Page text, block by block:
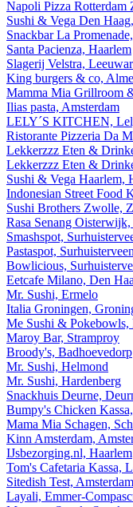
Napoli Pizza Rotterdam
Sushi & Vega Den
Snackbar La
Santa Pacienza, Haarlem
Slagerij Velstra,
King burgers & co,
Mamma Mia Grillroom
Ilias pasta, Amsterdam
LELY´S KITCHEN,
Ristorante Pizzeria Da
Lekkerzzz Eten &
Lekkerzzz Eten &
Sushi & Vega Haarlem,
Indonesian Street Food
Sushi Brothers Zwolle,
Rasa Senang
Smashspot,
Pastaspot, Surhuisterveen
Bowlicious,
Eetcafe Milano, Den
Mr. Sushi, Ermelo
Italia Groningen,
Me Sushi & Pokebowls,
Maroy Bar, Stramproy
Broody's, Badhoevedorp
Mr. Sushi, Helmond
Mr. Sushi, Hardenberg
Snackhuis Deurne,
Bumpy's Chicken
Mama Mia Schagen,
Kinn Amsterdam,
IJsbezorging.nl, Haarlem
Tom's Cafetaria Kassa,
Sitedish Test, Amsterdam
Layali, Emmer-